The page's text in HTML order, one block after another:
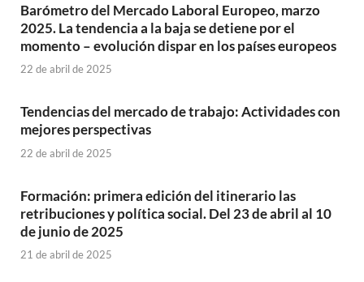
Barómetro del Mercado Laboral Europeo, marzo
2025. La tendencia a la baja se detiene por el
momento – evolución dispar en los países europeos
22 de abril de 2025
Tendencias del mercado de trabajo: Actividades con
mejores perspectivas
22 de abril de 2025
Formación: primera edición del itinerario las
retribuciones y política social. Del 23 de abril al 10
de junio de 2025
21 de abril de 2025